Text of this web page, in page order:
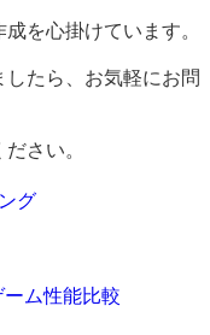
を心掛けています。
たら、お気軽にお問
さい。
ム性能比較